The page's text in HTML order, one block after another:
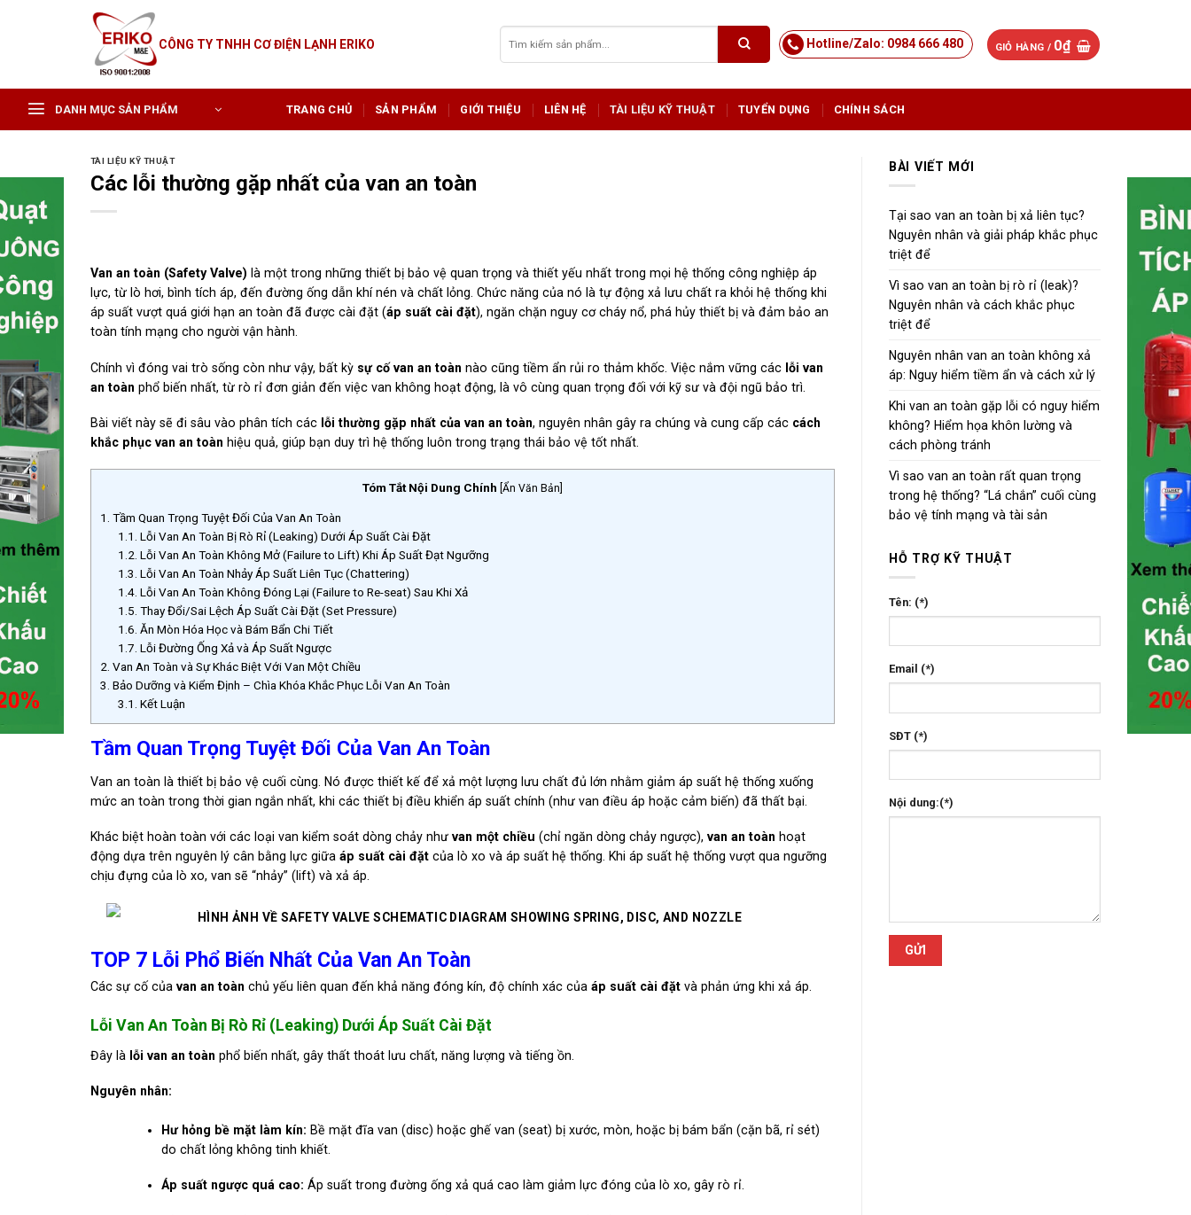
CÔNG TY TNHH CƠ ĐIỆN LẠNH ERIKO
kiếm:
Hotline/Zalo: 0984 666 480 GIỎ HÀNG / 0₫
DANH MỤC SẢN PHẨM TRANG CHỦ SẢN PHẨM GIỚI THIỆU LIÊN HỆ TÀI LIỆU KỸ THUẬT TUYỂN DỤNG CHÍNH SÁCH
TÀI LIỆU KỸ THUẬT
Các lỗi thường gặp nhất của van an toàn
Van an toàn (Safety Valve) là một trong những thiết bị bảo vệ quan trọng và thiết yếu nhất trong mọi hệ thống công nghiệp áp
lực, từ lò hơi, bình tích áp, đến đường ống dẫn khí nén và chất lỏng. Chức năng của nó là tự động xả lưu chất ra khỏi hệ thống khi
áp suất vượt quá giới hạn an toàn đã được cài đặt (áp suất cài đặt), ngăn chặn nguy cơ cháy nổ, phá hủy thiết bị và đảm bảo an
toàn tính mạng cho người vận hành.
Chính vì đóng vai trò sống còn như vậy, bất kỳ sự cố van an toàn nào cũng tiềm ẩn rủi ro thảm khốc. Việc nắm vững các lỗi van
an toàn phổ biến nhất, từ rò rỉ đơn giản đến việc van không hoạt động, là vô cùng quan trọng đối với kỹ sư và đội ngũ bảo trì.
Bài viết này sẽ đi sâu vào phân tích các lỗi thường gặp nhất của van an toàn, nguyên nhân gây ra chúng và cung cấp các cách
khắc phục van an toàn hiệu quả, giúp bạn duy trì hệ thống luôn trong trạng thái bảo vệ tốt nhất.
Tóm Tắt Nội Dung Chính Ẩn Văn Bản
1. Tầm Quan Trọng Tuyệt Đối Của Van An Toàn
1.1. Lỗi Van An Toàn Bị Rò Rỉ (Leaking) Dưới Áp Suất Cài Đặt
1.2. Lỗi Van An Toàn Không Mở (Failure to Lift) Khi Áp Suất Đạt Ngưỡng
1.3. Lỗi Van An Toàn Nhảy Áp Suất Liên Tục (Chattering)
1.4. Lỗi Van An Toàn Không Đóng Lại (Failure to Re-seat) Sau Khi Xả
1.5. Thay Đổi/Sai Lệch Áp Suất Cài Đặt (Set Pressure)
1.6. Ăn Mòn Hóa Học và Bám Bẩn Chi Tiết
1.7. Lỗi Đường Ống Xả và Áp Suất Ngược
2. Van An Toàn và Sự Khác Biệt Với Van Một Chiều
3. Bảo Dưỡng và Kiểm Định – Chìa Khóa Khắc Phục Lỗi Van An Toàn
3.1. Kết Luận
Tầm Quan Trọng Tuyệt Đối Của Van An Toàn
Van an toàn là thiết bị bảo vệ cuối cùng. Nó được thiết kế để xả một lượng lưu chất đủ lớn nhằm giảm áp suất hệ thống xuống
mức an toàn trong thời gian ngắn nhất, khi các thiết bị điều khiển áp suất chính (như van điều áp hoặc cảm biến) đã thất bại.
Khác biệt hoàn toàn với các loại van kiểm soát dòng chảy như van một chiều (chỉ ngăn dòng chảy ngược), van an toàn hoạt
động dựa trên nguyên lý cân bằng lực giữa áp suất cài đặt của lò xo và áp suất hệ thống. Khi áp suất hệ thống vượt qua ngưỡng
chịu đựng của lò xo, van sẽ “nhảy” (lift) và xả áp.
TOP 7 Lỗi Phổ Biến Nhất Của Van An Toàn
Các sự cố của van an toàn chủ yếu liên quan đến khả năng đóng kín, độ chính xác của áp suất cài đặt và phản ứng khi xả áp.
Lỗi Van An Toàn Bị Rò Rỉ (Leaking) Dưới Áp Suất Cài Đặt
Đây là lỗi van an toàn phổ biến nhất, gây thất thoát lưu chất, năng lượng và tiếng ồn.
Nguyên nhân:
Hư hỏng bề mặt làm kín: Bề mặt đĩa van (disc) hoặc ghế van (seat) bị xước, mòn, hoặc bị bám bẩn (cặn bã, rỉ sét)
do chất lỏng không tinh khiết.
Áp suất ngược quá cao: Áp suất trong đường ống xả quá cao làm giảm lực đóng của lò xo, gây rò rỉ.
BÀI VIẾT MỚI
Tại sao van an toàn bị xả liên tục?
Nguyên nhân và giải pháp khắc phục
triệt để
Vì sao van an toàn bị rò rỉ (leak)?
Nguyên nhân và cách khắc phục
triệt để
Nguyên nhân van an toàn không xả
áp: Nguy hiểm tiềm ẩn và cách xử lý
Khi van an toàn gặp lỗi có nguy hiểm
không? Hiểm họa khôn lường và
cách phòng tránh
Vì sao van an toàn rất quan trọng
trong hệ thống? “Lá chắn” cuối cùng
bảo vệ tính mạng và tài sản
HỖ TRỢ KỸ THUẬT
Tên: (*)
Email (*)
SĐT (*)
Nội dung:(*)